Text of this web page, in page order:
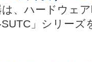
、ハードウェ
」シリーズ